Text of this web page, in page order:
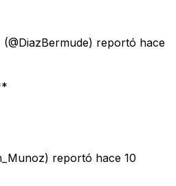
(@DiazBermude) reportó hace
reportó hace 10